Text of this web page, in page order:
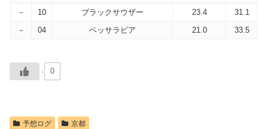
－
10 ブラックサウザー 23.4
31.1
－
04 ベッサラビア 21.0 33.5
0
予想ログ 京都